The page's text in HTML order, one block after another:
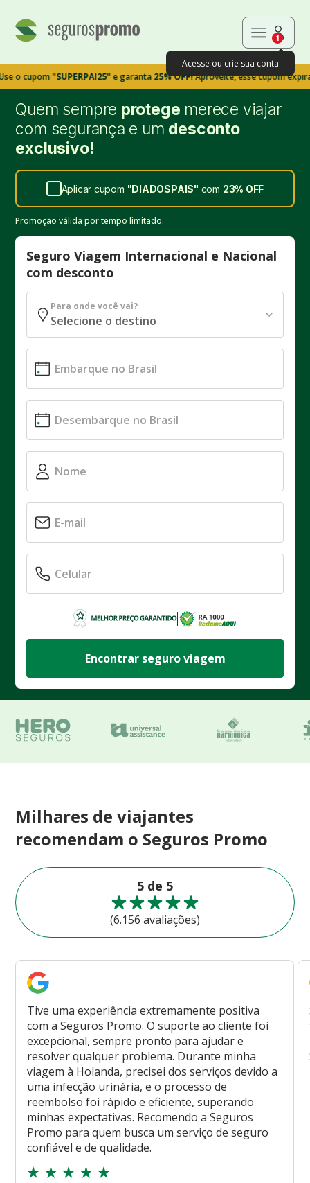
1
Acesse ou crie sua conta
"SUPERPAI25"e garanta25% OFF!Aproveite, esse cupom expira em
Quem sempre protege merece viajar
com segurança e um desconto
exclusivo!
Aplicar cupom "DIADOSPAIS" com 23% OFF
Promoção válida por tempo limitado.
Seguro Viagem Internacional e Nacional
com desconto
Para onde você vai?
Encontrar seguro viagem
Milhares de viajantes
recomendam o Seguros Promo
5 de 5
(6.156 avaliações)
Tive uma experiência extremamente positiva
com a Seguros Promo. O suporte ao cliente foi
excepcional, sempre pronto para ajudar e
resolver qualquer problema. Durante minha
viagem à Holanda, precisei dos serviços devido a
uma infecção urinária, e o processo de
reembolso foi rápido e eficiente, superando
minhas expectativas. Recomendo a Seguros
Promo para quem busca um serviço de seguro
confiável e de qualidade.